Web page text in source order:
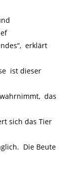
erklärt
ist dieser
das
sich das Tier
Die Beute